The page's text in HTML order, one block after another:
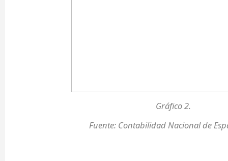
Gráfico 2.
Fuente: Contabilidad Nacional de